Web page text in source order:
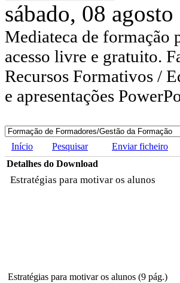
sábado, 08
Mediateca de formação
acesso livre e gratuito.
Recursos Formativos /
e apresentações
Início Pesquisar Enviar ficheiro
Detalhes do Download
Estratégias para motivar os alunos
Estratégias para motivar os alunos (9 pág.)